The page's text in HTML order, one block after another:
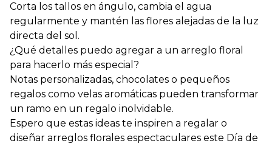
Corta los tallos en ángulo, cambia el agua
regularmente y mantén las flores alejadas de la luz
directa del sol.
¿Qué detalles puedo agregar a un arreglo floral
para hacerlo más especial?
Notas personalizadas, chocolates o pequeños
regalos como velas aromáticas pueden transformar
un ramo en un regalo inolvidable.
Espero que estas ideas te inspiren a regalar o
diseñar arreglos florales espectaculares este Día de